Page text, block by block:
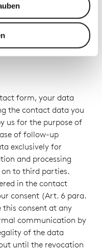
Website zu
Informationen zu Ihrer
Partner für
weiter. Unsere
möglicherweise mit
Nutzung der Dienste
form, your data
the contact data you
us for the purpose of
of follow-up
exclusively for
and processing
to third parties.
in the contact
consent (Art. 6 para.
this consent at any
communication by
of the data
until the revocation